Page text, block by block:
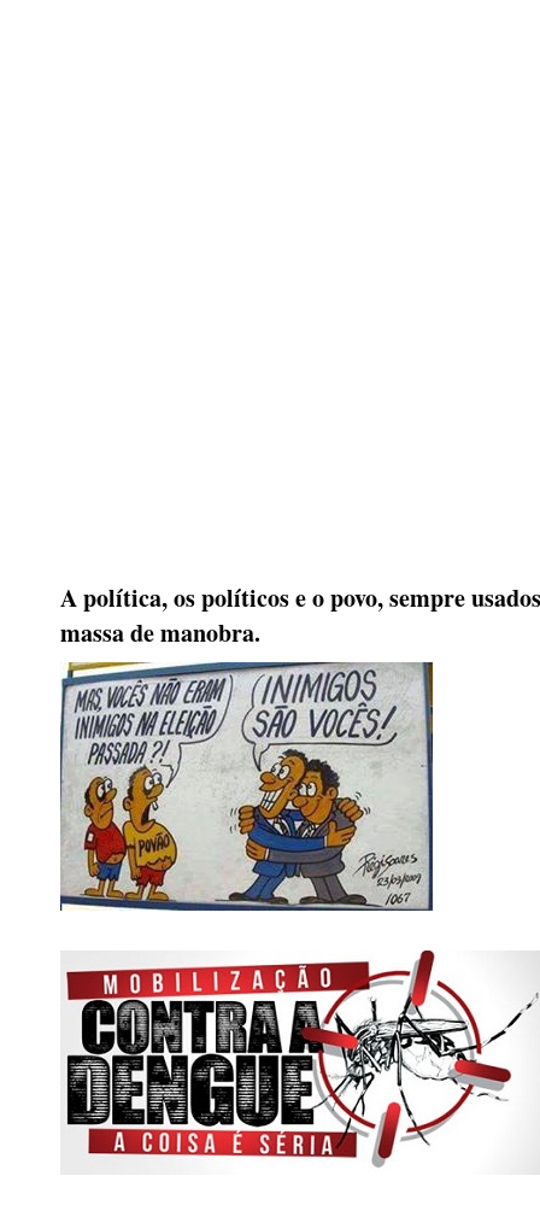
A política, os políticos e o povo, sempre
massa de manobra.